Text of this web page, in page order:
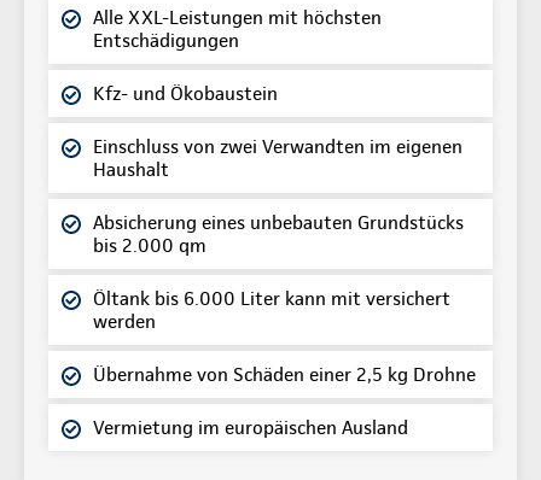
Alle XXL-Leistungen mit höchsten
Entschädigungen
Kfz- und Ökobaustein
Einschluss von zwei Verwandten im eigenen
Haushalt
Absicherung eines unbebauten Grundstücks
bis 2.000 qm
Öltank bis 6.000 Liter kann mit versichert
werden
Übernahme von Schäden einer 2,5 kg Drohne
Vermietung im europäischen Ausland